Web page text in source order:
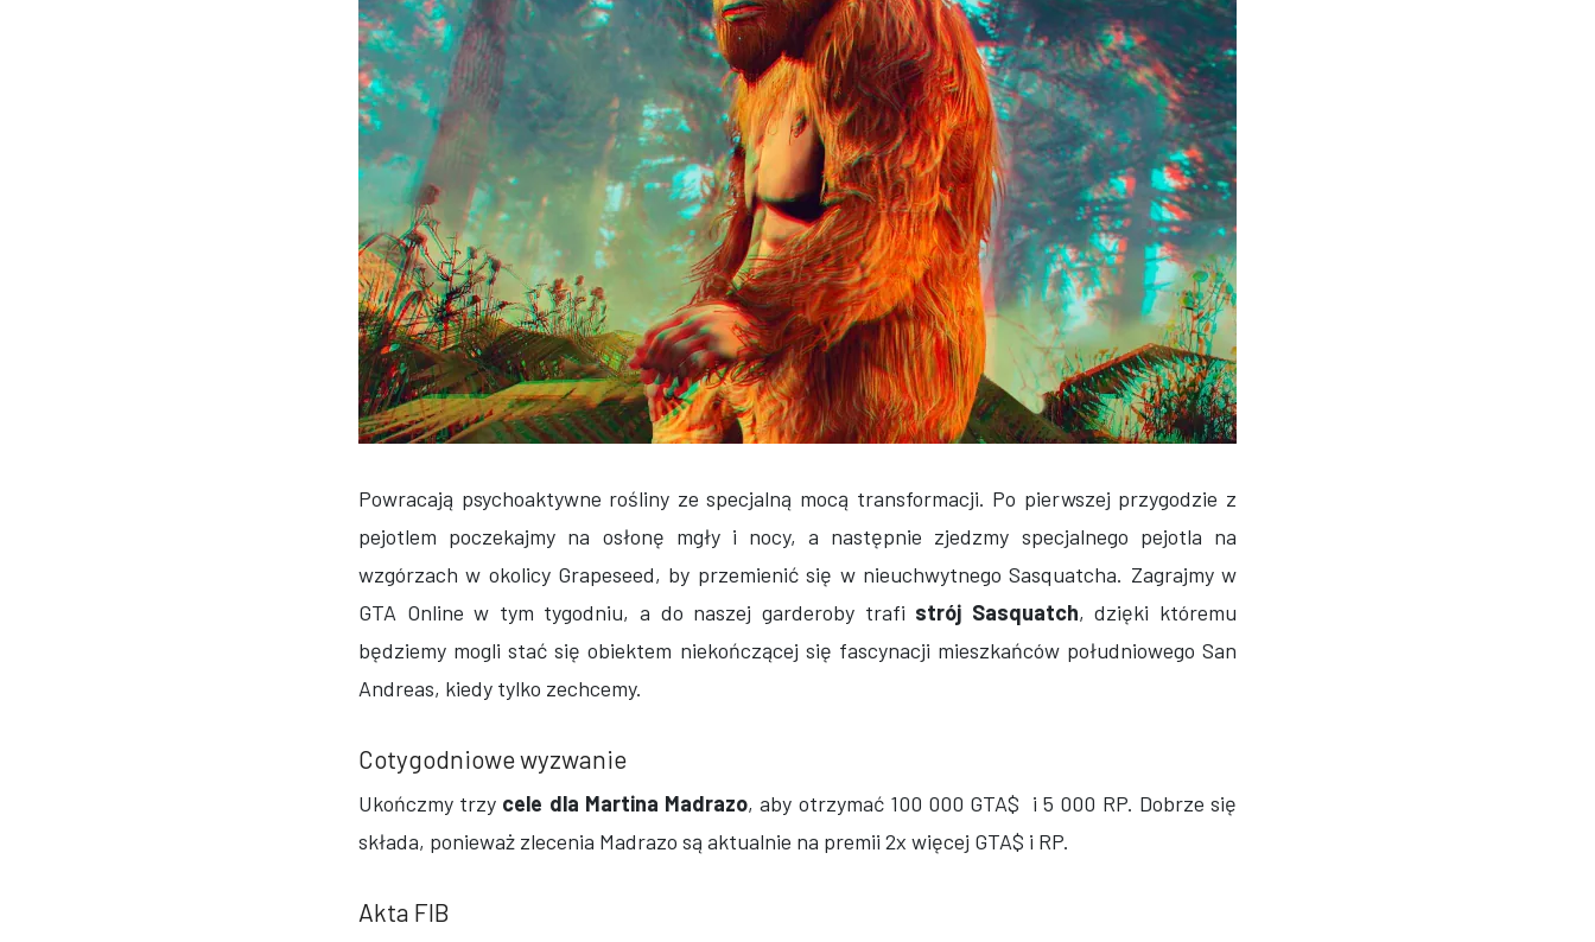
Powracają psychoaktywne rośliny ze specjalną mocą transformacji. Po pierwszej przygodzie z
pejotlem poczekajmy na osłonę mgły i nocy, a następnie zjedzmy specjalnego pejotla na
wzgórzach w okolicy Grapeseed, by przemienić się w nieuchwytnego Sasquatcha. Zagrajmy w
GTA Online w tym tygodniu, a do naszej garderoby trafi strój Sasquatch, dzięki któremu
będziemy mogli stać się obiektem niekończącej się fascynacji mieszkańców południowego San
Andreas, kiedy tylko zechcemy.
Cotygodniowe wyzwanie
Ukończmy trzy cele dla Martina Madrazo, aby otrzymać 100 000 GTA$ i 5 000 RP. Dobrze się
składa, ponieważ zlecenia Madrazo są aktualnie na premii 2x więcej GTA$ i RP.
​​Akta FIB